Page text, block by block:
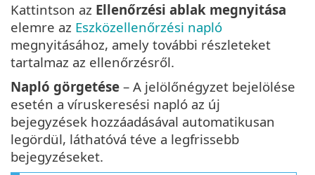
Kattintson az Ellenőrzési ablak megnyitása
elemre az Eszközellenőrzési napló
megnyitásához, amely további részleteket
tartalmaz az ellenőrzésről.
Napló görgetése – A jelölőnégyzet bejelölése
esetén a víruskeresési napló az új
bejegyzések hozzáadásával automatikusan
legördül, láthatóvá téve a legfrissebb
bejegyzéseket.